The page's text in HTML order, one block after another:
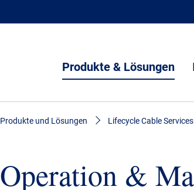
Produkte & Lösungen
Operation &
Produkte und Lösungen Lifecycle Cable Services